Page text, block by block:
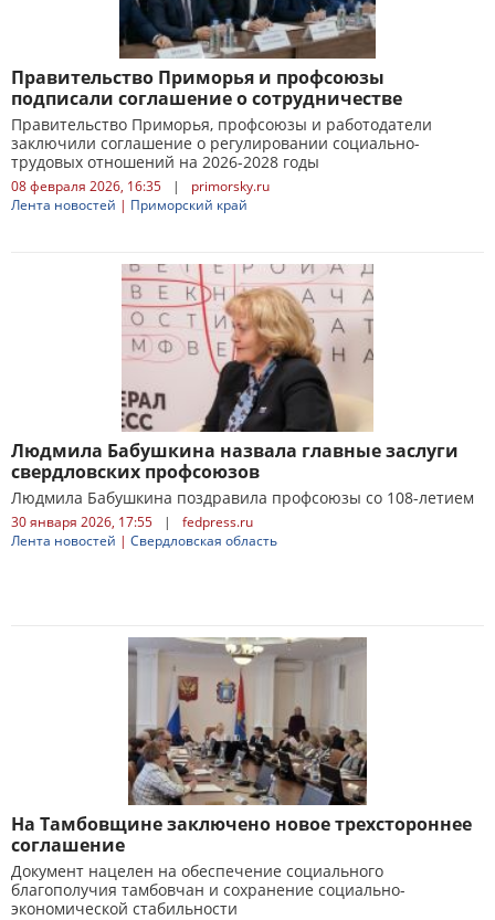
Правительство Приморья и профсоюзы
подписали соглашение о сотрудничестве
Правительство Приморья, профсоюзы и работодатели
заключили соглашение о регулировании социально-
трудовых отношений на 2026-2028 годы
08 февраля 2026, 16:35 |
primorsky.ru
Лента новостей | Приморский край
Людмила Бабушкина назвала главные заслуги
свердловских профсоюзов
Людмила Бабушкина поздравила профсоюзы со 108-летием
30 января 2026, 17:55 |
fedpress.ru
Лента новостей | Свердловская область
На Тамбовщине заключено новое трехстороннее
соглашение
Документ нацелен на обеспечение социального
благополучия тамбовчан и сохранение социально-
экономической стабильности